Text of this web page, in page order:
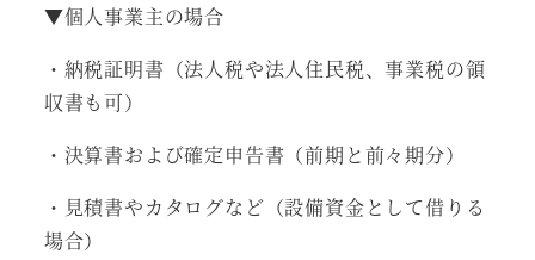
▼個人事業主の場合
・納税証明書（法人税や法人住民税、事業税の領
収書も可）
・決算書および確定申告書（前期と前々期分）
・見積書やカタログなど（設備資金として借りる
場合）